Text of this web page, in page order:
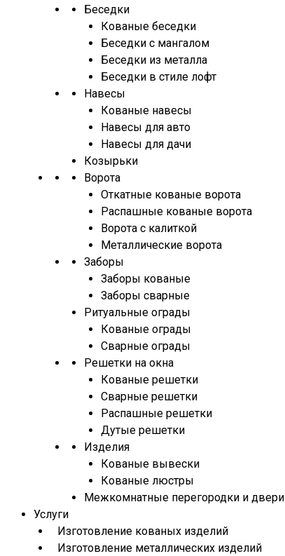
Беседки
Кованые беседки
Беседки с мангалом
Беседки из металла
Беседки в стиле лофт
Навесы
Кованые навесы
Навесы для авто
Навесы для дачи
Козырьки
Ворота
Откатные кованые ворота
Распашные кованые ворота
Ворота с калиткой
Металлические ворота
Заборы
Заборы кованые
Заборы сварные
Ритуальные ограды
Кованые ограды
Сварные ограды
Решетки на окна
Кованые решетки
Сварные решетки
Распашные решетки
Дутые решетки
Изделия
Кованые вывески
Кованые люстры
Межкомнатные перегородки и двери
Услуги
Изготовление кованых изделий
Изготовление металлических изделий